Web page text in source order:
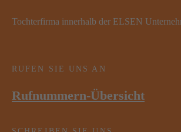
Tochterfirma innerhalb der ELSEN
RUFEN SIE UNS AN
Rufnummern-Übersicht